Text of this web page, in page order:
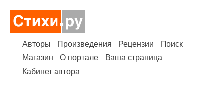
Авторы Произведения Рецензии
Поиск
Магазин
О портале
Ваша страница
Кабинет автора